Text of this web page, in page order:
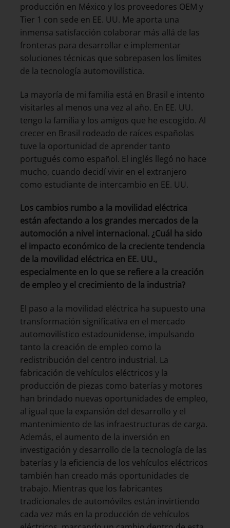
producción en México y los proveedores OEM y
Tier 1 con sede en EE. UU. Me aporta una
inmensa satisfacción colaborar más allá de las
fronteras para desarrollar e implementar
soluciones técnicas que sobrepasen los límites
de la tecnología automovilística.
La mayoría de mi familia está en Brasil e intento
visitarles al menos una vez al año. En EE. UU.
tengo la familia y los amigos que he escogido. Al
crecer en Brasil rodeado de raíces españolas
tuve la oportunidad de aprender tanto
portugués como español. El inglés llegó no hace
mucho, cuando decidí vivir en el extranjero
como estudiante de intercambio en EE. UU.
Los cambios rumbo a la movilidad eléctrica
están afectando a los grandes mercados de la
automoción a nivel internacional. ¿Cuál ha sido
el impacto económico de la creciente tendencia
de la movilidad eléctrica en EE. UU.,
especialmente en lo que se refiere a la creación
de empleo y el crecimiento de la industria?
El paso a la movilidad eléctrica ha supuesto una
transformación significativa en el mercado
automovilístico estadounidense, impulsando
tanto la creación de empleo como la
redistribución del centro industrial. La
fabricación de vehículos eléctricos y la
producción de piezas como baterías y motores
han brindado nuevas oportunidades de empleo,
al igual que la expansión del desarrollo y el
mantenimiento de las infraestructuras de carga.
Además, el aumento de la inversión en
investigación y desarrollo de la tecnología de las
baterías y la eficiencia de los vehículos eléctricos
también han creado más oportunidades de
trabajo. Mientras que los fabricantes
tradicionales de automóviles están invirtiendo
cada vez más en la producción de vehículos